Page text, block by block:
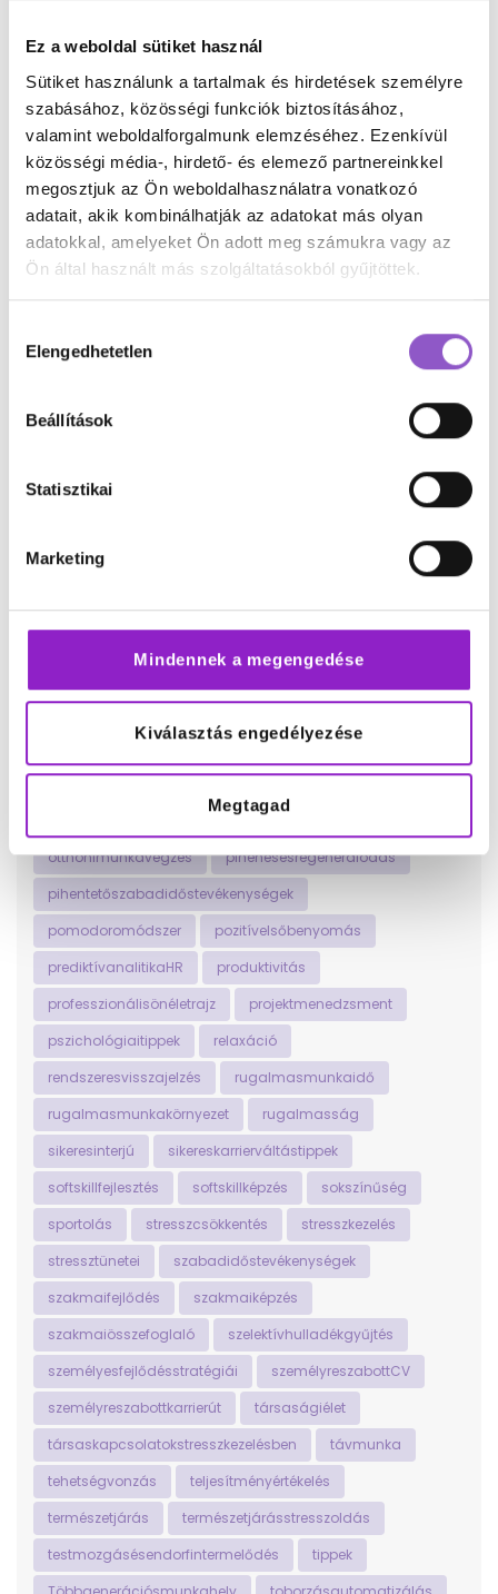
Ez a weboldal sütiket használ
Sütiket használunk a tartalmak és hirdetések személyre
szabásához, közösségi funkciók biztosításához,
valamint weboldalforgalmunk elemzéséhez. Ezenkívül
közösségi média-, hirdető- és elemező partnereinkkel
megosztjuk az Ön weboldalhasználatra vonatkozó
adatait, akik kombinálhatják az adatokat más olyan
adatokkal, amelyeket Ön adott meg számukra vagy az
Ön által használt más szolgáltatásokból gyűjtöttek.
kiválasztása
Elengedhetetlen
Beállítások
Statisztikai
Marketing
Mindennek a megengedése
Kiválasztás engedélyezése
Megtagad
munkaerő-közvetítés
munkaerődiverzitás
munkaerőközvetítés
munkaerőpiac
munkaerőpiacilehetőségek
munkaerőpiaciversenyképesség
munkaerőpiaciversenyképesség40felett
munkahely váltás
munkahelyidiverzitás
munkahelyiegészségmegőrzés
munkahelyijólét
munkahelyijóllét
munkahelyikészségek
munkahelyikommunikáció
munkahelyiszünetek
munkavállalóielégedettség
munkavállalóielköteleződés
munkavállalóiélmény
munkavállalóimotiváció
munkavállalóiötletek
networking
nyíltkommunikáció
olvasásmintstresszoldó
önismeretfejlesztése
önvizsgálatésreflexió
otthonimunkavégzés
pihenésésregenerálódás
pihentetőszabadidőstevékenységek
pomodoromódszer
pozitívelsőbenyomás
prediktívanalitikaHR
produktivitás
professzionálisönéletrajz
projektmenedzsment
pszichológiaitippek
relaxáció
rendszeresvisszajelzés
rugalmasmunkaidő
rugalmasmunkakörnyezet
rugalmasság
sikeresinterjú
sikereskarrierváltástippek
softskillfejlesztés
softskillképzés
sokszínűség
sportolás
stresszcsökkentés
stresszkezelés
stressztünetei
szabadidőstevékenységek
szakmaifejlődés
szakmaiképzés
szakmaiösszefoglaló
szelektívhulladékgyűjtés
személyesfejlődésstratégiái
személyreszabottCV
személyreszabottkarrierút
társaságiélet
társaskapcsolatokstresszkezelésben
távmunka
tehetségvonzás
teljesítményértékelés
természetjárás
természetjárásstresszoldás
testmozgásésendorfintermelődés
tippek